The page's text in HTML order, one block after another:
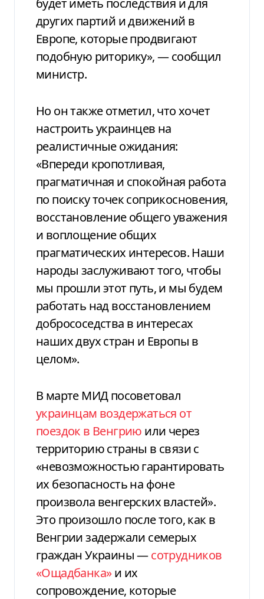
других партий и движений в
Европе, которые продвигают
подобную риторику», — сообщил
министр.
Но он также отметил, что хочет
настроить украинцев на
реалистичные ожидания:
«Впереди кропотливая,
прагматичная и спокойная работа
по поиску точек соприкосновения,
восстановление общего уважения
и воплощение общих
прагматических интересов. Наши
народы заслуживают того, чтобы
мы прошли этот путь, и мы будем
работать над восстановлением
добрососедства в интересах
наших двух стран и Европы в
целом».
В марте МИД посоветовал
украинцам воздержаться от
поездок в Венгрию или через
территорию страны в связи с
«невозможностью гарантировать
их безопасность на фоне
произвола венгерских властей».
Это произошло после того, как в
Венгрии задержали семерых
граждан Украины —сотрудников
«Ощадбанка»и их
сопровождение, которые